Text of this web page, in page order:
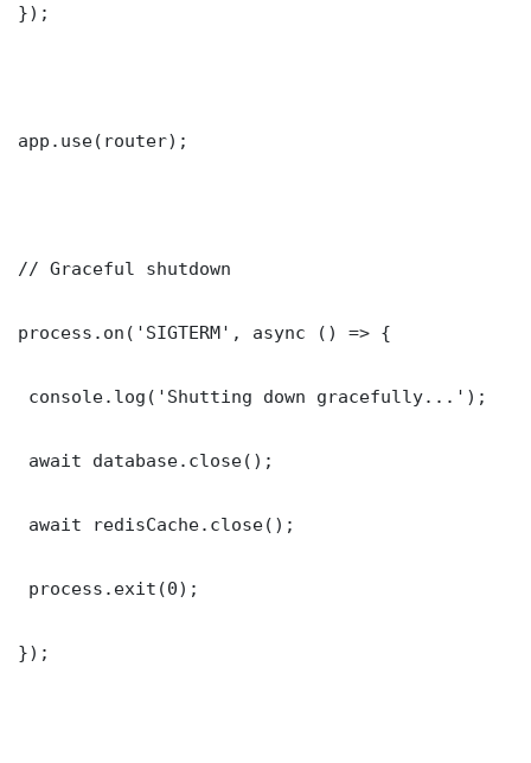
});
app.use(router);
// Graceful shutdown
process.on('SIGTERM', async () => {
console.log('Shutting down gracefully...');
await database.close();
await redisCache.close();
process.exit(0);
});